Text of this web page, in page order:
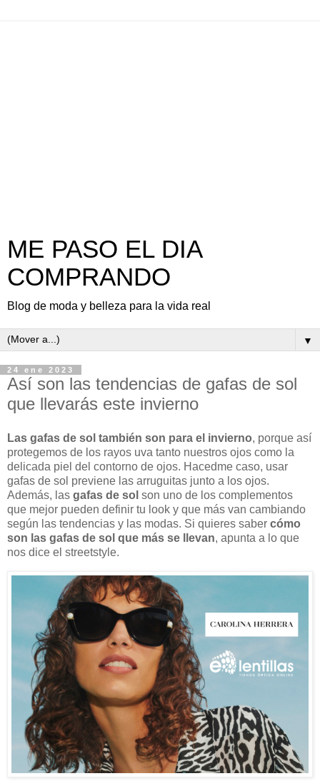
ME PASO EL DIA
COMPRANDO
Blog de moda y belleza para la vida real
▼
24 ene 2023
Así son las tendencias de gafas de sol
que llevarás este invierno
Las gafas de sol también son para el invierno, porque así
protegemos de los rayos uva tanto nuestros ojos como la
delicada piel del contorno de ojos. Hacedme caso, usar
gafas de sol previene las arruguitas junto a los ojos.
Además, las gafas de sol son uno de los complementos
que mejor pueden definir tu look y que más van cambiando
según las tendencias y las modas. Si quieres saber cómo
son las gafas de sol que más se llevan, apunta a lo que
nos dice el streetstyle.